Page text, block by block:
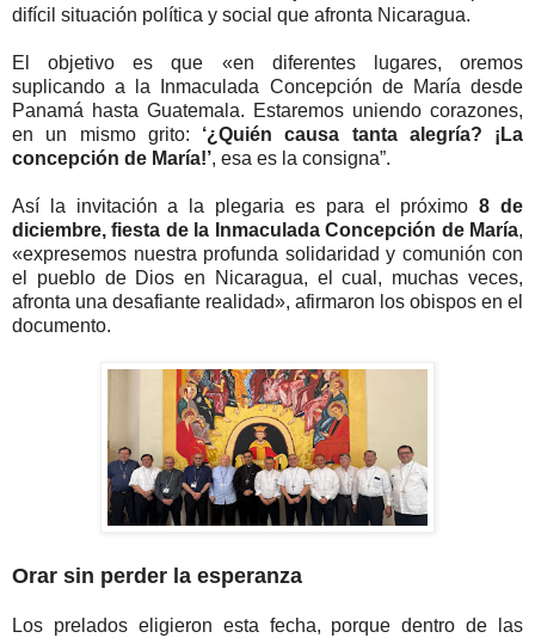
difícil situación política y social que afronta Nicaragua.
El objetivo es que «en diferentes lugares, oremos
suplicando a la Inmaculada Concepción de María desde
Panamá hasta Guatemala. Estaremos uniendo corazones,
en un mismo grito: ‘¿Quién causa tanta alegría? ¡La
concepción de María!’, esa es la consigna”.
Así la invitación a la plegaria es para el próximo8 de
diciembre, fiesta de la Inmaculada Concepción de María,
«expresemos nuestra profunda solidaridad y comunión con
el pueblo de Dios en Nicaragua, el cual, muchas veces,
afronta una desafiante realidad», afirmaron los obispos en el
documento.
Orar sin perder la esperanza
Los prelados eligieron esta fecha, porque dentro de las